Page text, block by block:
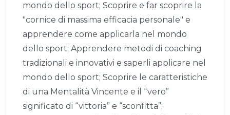
mondo dello sport; Scoprire e far scoprire la
"cornice di massima efficacia personale" e
apprendere come applicarla nel mondo
dello sport; Apprendere metodi di coaching
tradizionali e innovativi e saperli applicare nel
mondo dello sport; Scoprire le caratteristiche
di una Mentalità Vincente e il “vero”
significato di “vittoria” e “sconfitta”;